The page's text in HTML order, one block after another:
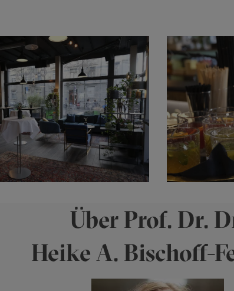
Über Prof. Dr.
Heike A. Bischoff-